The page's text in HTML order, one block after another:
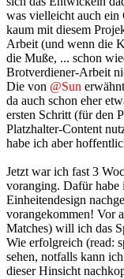
was vielleicht auch ein
kaum mit diesem
Arbeit (und wenn die
die Muße, ... schon
Brotverdiener-Arbeit
Die von @Sun
da auch schon eher
ersten Schritt (für den
Platzhalter-Content
habe ich aber
Jetzt war ich fast 3
voranging. Dafür habe
Einheitendesign
vorangekommen! Vor
Matches) will ich das
Wie erfolgreich (read:
sehen, notfalls kann
dieser Hinsicht